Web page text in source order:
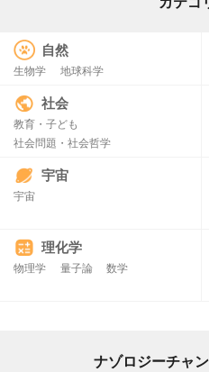
自然
生物学 地球科学
社会
教育・子ども
社会問題・社会哲学
宇宙
宇宙
理化学
物理学 量子論 数学
ナゾロジーチャ